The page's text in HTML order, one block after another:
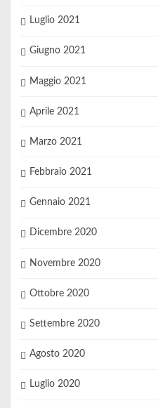
Luglio 2021
Giugno 2021
Maggio 2021
Aprile 2021
Marzo 2021
Febbraio 2021
Gennaio 2021
Dicembre 2020
Novembre 2020
Ottobre 2020
Settembre 2020
Agosto 2020
Luglio 2020